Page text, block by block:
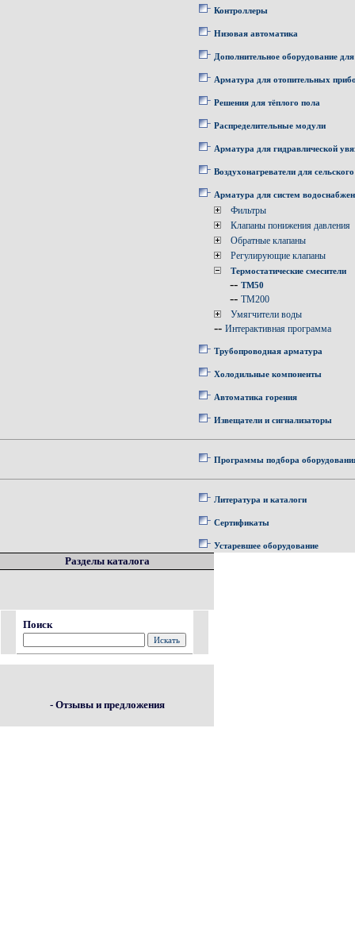
Контроллеры
Низовая автоматика
Дополнительное оборудование
Арматура для отопительных
Решения для тёплого пола
Распределительные модули
Арматура для гидравлической
Воздухонагреватели для
Арматура для систем
Фильтры
Клапаны понижения давления
Обратные клапаны
Регулирующие клапаны
Термостатические смесители
-- TM50
-- TM200
Умягчители воды
-- Интерактивная программа
Трубопроводная арматура
Холодильные компоненты
Автоматика горения
Извещатели и сигнализаторы
Программы подбора
Литература и каталоги
Сертификаты
Устаревшее оборудование
Разделы каталога
Поиск
- Отзывы и предложения